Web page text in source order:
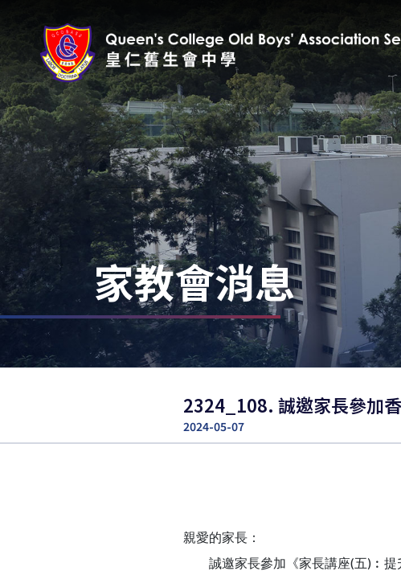
家教會消息
2324_108. 誠邀家長參加
2024-05-07
親愛的家長：
誠邀家長參加《家長講座(五)︰提